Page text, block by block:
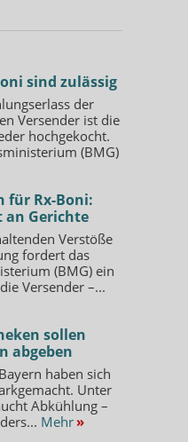
sind zulässig
der
Versender ist die
hochgekocht.
(BMG)
für Rx-Boni:
an Gerichte
Verstöße
fordert das
(BMG) ein
Versender –...
sollen
abgeben
haben sich
Unter
Abkühlung –
Mehr »